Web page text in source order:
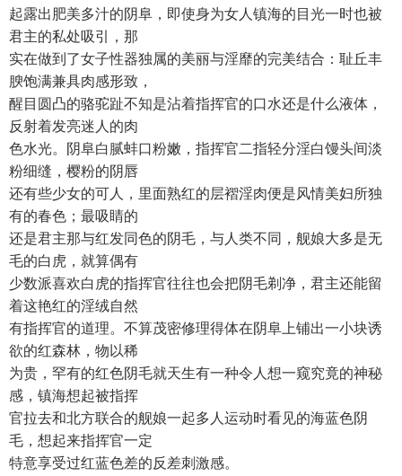
起露出肥美多汁的阴阜，即使身为女人镇海的目光一时也被
君主的私处吸引，那
实在做到了女子性器独属的美丽与淫靡的完美结合：耻丘丰
腴饱满兼具肉感形致，
醒目圆凸的骆驼趾不知是沾着指挥官的口水还是什么液体，
反射着发亮迷人的肉
色水光。阴阜白腻蚌口粉嫩，指挥官二指轻分淫白馒头间淡
粉细缝，樱粉的阴唇
还有些少女的可人，里面熟红的层褶淫肉便是风情美妇所独
有的春色；最吸睛的
还是君主那与红发同色的阴毛，与人类不同，舰娘大多是无
毛的白虎，就算偶有
少数派喜欢白虎的指挥官往往也会把阴毛剃净，君主还能留
着这艳红的淫绒自然
有指挥官的道理。不算茂密修理得体在阴阜上铺出一小块诱
欲的红森林，物以稀
为贵，罕有的红色阴毛就天生有一种令人想一窥究竟的神秘
感，镇海想起被指挥
官拉去和北方联合的舰娘一起多人运动时看见的海蓝色阴
毛，想起来指挥官一定
特意享受过红蓝色差的反差刺激感。